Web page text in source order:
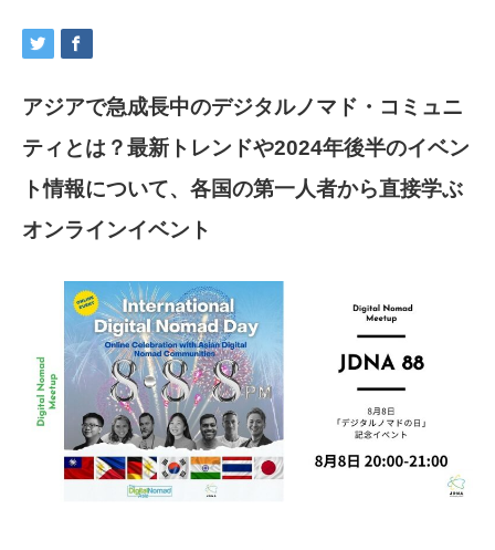
アジアで急成長中のデジタルノマド・コミュニ
ティとは？最新トレンドや2024年後半のイベン
ト情報について、各国の第一人者から直接学ぶ
オンラインイベント